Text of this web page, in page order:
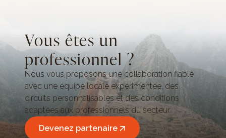
Vous êtes un
professionnel ?
Nous vous proposons une collaboration fiable
avec une équipe locale expérimentée, des
circuits personnalisables et des conditions
adaptées aux professionnels du secteur.
Devenez partenaire